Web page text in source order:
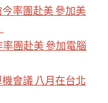
率團赴美 參加美
團赴美 參加電腦
會議 八月在台北